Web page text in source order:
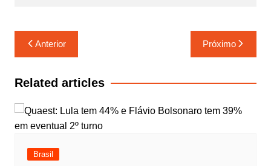
Navegação
de
Post
Anterior Próximo
Related articles
Brasil